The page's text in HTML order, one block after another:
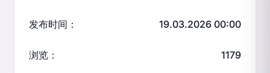
发布时间： 19.03.2026 00:00
浏览： 1179